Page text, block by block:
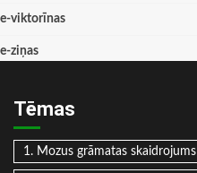
e-viktorīnas
e-ziņas
Tēmas
1. Mozus grāmatas skaidrojums